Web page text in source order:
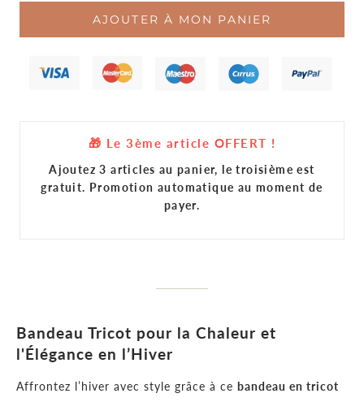
AJOUTER À MON PANIER
🎁 Le 3ème article OFFERT !
Ajoutez 3 articles au panier, le troisième est
gratuit. Promotion automatique au moment de
payer.
Bandeau Tricot pour la Chaleur et
l'Élégance en l’Hiver
Affrontez l’hiver avec style grâce à ce bandeau en tricot